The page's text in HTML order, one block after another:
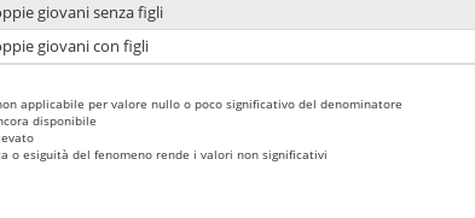
giovani senza figli
giovani con figli
applicabile per valore nullo o poco significativo del denominatore
disponibile
o esiguità del fenomeno rende i valori non significativi